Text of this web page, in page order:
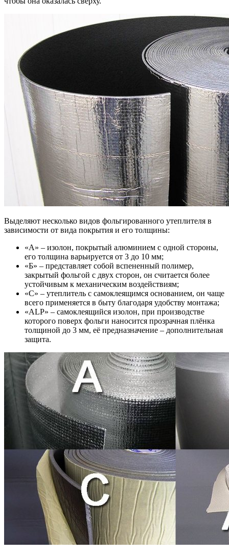
Выделяют несколько видов фольгированного утеплителя в
зависимости от вида покрытия и его толщины:
«А» – изолон, покрытый алюминием с одной стороны,
его толщина варьируется от 3 до 10 мм;
«Б» – представляет собой вспененный полимер,
закрытый фольгой с двух сторон, он считается более
устойчивым к механическим воздействиям;
«С» – утеплитель с самоклеящимся основанием, он чаще
всего применяется в быту благодаря удобству монтажа;
«ALP» – самоклеящийся изолон, при производстве
которого поверх фольги наносится прозрачная плёнка
толщиной до 3 мм, её предназначение – дополнительная
защита.